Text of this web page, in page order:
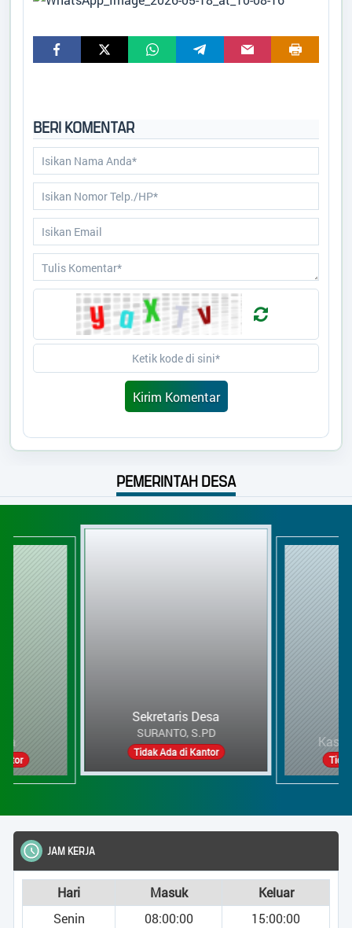
BERI KOMENTAR
PEMERINTAH DESA
Kasi Pemerintahan
AFREN AGUS AFRILIANTO
JAM KERJA
Hari Masuk
Keluar
Senin
08:00:00
15:00:00